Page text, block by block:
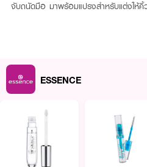
จับถนัดมือ มาพร้อมแปรงสำหรับแต่งให้คิ้
ESSENCE